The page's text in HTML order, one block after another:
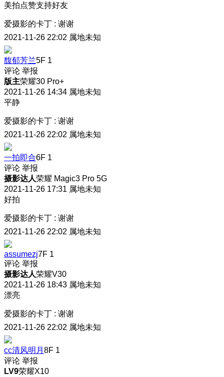
美拍点赞支持好友
爱摄影的卡丁 : 谢谢
2021-11-26 22:02 属地未知
馥郁芳兰5F 1
评论 举报
版主荣耀30 Pro+
2021-11-26 14:34 属地未知
平静
爱摄影的卡丁 : 谢谢
2021-11-26 22:02 属地未知
一拍即合6F 1
评论 举报
摄影达人荣耀 Magic3 Pro 5G
2021-11-26 17:31 属地未知
好拍
爱摄影的卡丁 : 谢谢
2021-11-26 22:02 属地未知
assumezj7F 1
评论 举报
摄影达人荣耀V30
2021-11-26 18:43 属地未知
漂亮
爱摄影的卡丁 : 谢谢
2021-11-26 22:02 属地未知
cc清风明月 8F 1
评论 举报
LV9荣耀X10